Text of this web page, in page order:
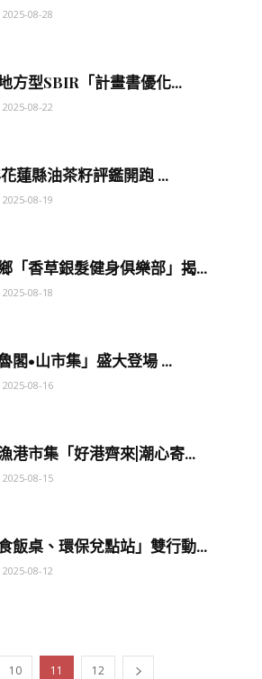
2025-08-28
方型SBIR「計畫書優化...
2025-08-22
花蓮縣油茶籽評鑑開跑 ...
2025-08-19
「香草銀髮健身俱樂部」揭...
2025-08-18
魯閣•山市集」盛大登場 ...
2025-08-16
港市集「好港齊來|潮心寄...
2025-08-15
食飯桌、環保兌點站」雙行動...
2025-08-12
10 11 12